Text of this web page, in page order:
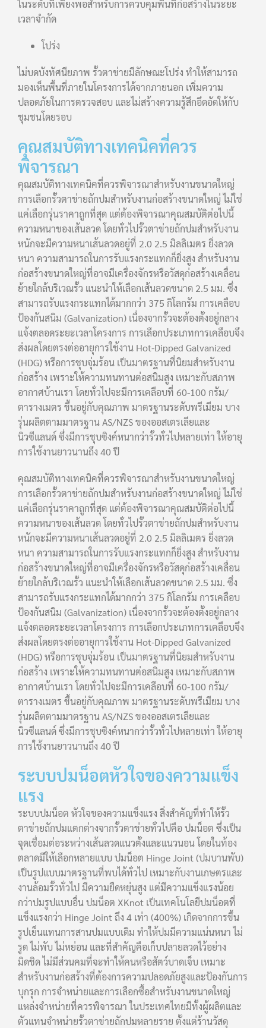
ในระดับที่เพียงพอสำหรับการควบคุมพื้นที่ก่อสร้างในระยะ
เวลาจำกัด
โปร่ง
ไม่บดบังทัศนียภาพ รั้วตาข่ายมีลักษณะโปร่ง ทำให้สามารถ
มองเห็นพื้นที่ภายในโครงการได้จากภายนอก เพิ่มความ
ปลอดภัยในการตรวจสอบ และไม่สร้างความรู้สึกอึดอัดให้กับ
ชุมชนโดยรอบ
คุณสมบัติทางเทคนิคที่ควร
พิจารณา
คุณสมบัติทางเทคนิคที่ควรพิจารณาสำหรับงานขนาดใหญ่
การเลือกรั้วตาข่ายถักปมสำหรับงานก่อสร้างขนาดใหญ่ ไม่ใช่
แค่เลือกรุ่นราคาถูกที่สุด แต่ต้องพิจารณาคุณสมบัติต่อไปนี้
ความหนาของเส้นลวด โดยทั่วไปรั้วตาข่ายถักปมสำหรับงาน
หนักจะมีความหนาเส้นลวดอยู่ที่ 2.0 2.5 มิลลิเมตร ยิ่งลวด
หนา ความสามารถในการรับแรงกระแทกก็ยิ่งสูง สำหรับงาน
ก่อสร้างขนาดใหญ่ที่อาจมีเครื่องจักรหรือวัสดุก่อสร้างเคลื่อน
ย้ายใกล้บริเวณรั้ว แนะนำให้เลือกเส้นลวดขนาด 2.5 มม. ซึ่ง
สามารถรับแรงกระแทกได้มากกว่า 375 กิโลกรัม การเคลือบ
ป้องกันสนิม (Galvanization) เนื่องจากรั้วจะต้องตั้งอยู่กลาง
แจ้งตลอดระยะเวลาโครงการ การเลือกประเภทการเคลือบจึง
ส่งผลโดยตรงต่ออายุการใช้งาน Hot-Dipped Galvanized
(HDG) หรือการชุบจุ่มร้อน เป็นมาตรฐานที่นิยมสำหรับงาน
ก่อสร้าง เพราะให้ความทนทานต่อสนิมสูง เหมาะกับสภาพ
อากาศบ้านเรา โดยทั่วไปจะมีการเคลือบที่ 60-100 กรัม/
ตารางเมตร ขึ้นอยู่กับคุณภาพ มาตรฐานระดับพรีเมียม บาง
รุ่นผลิตตามมาตรฐาน AS/NZS ของออสเตรเลียและ
นิวซีแลนด์ ซึ่งมีการชุบซิงค์หนากว่ารั้วทั่วไปหลายเท่า ให้อายุ
การใช้งานยาวนานถึง 40 ปี
คุณสมบัติทางเทคนิคที่ควรพิจารณาสำหรับงานขนาดใหญ่
การเลือกรั้วตาข่ายถักปมสำหรับงานก่อสร้างขนาดใหญ่ ไม่ใช่
แค่เลือกรุ่นราคาถูกที่สุด แต่ต้องพิจารณาคุณสมบัติต่อไปนี้
ความหนาของเส้นลวด โดยทั่วไปรั้วตาข่ายถักปมสำหรับงาน
หนักจะมีความหนาเส้นลวดอยู่ที่ 2.0 2.5 มิลลิเมตร ยิ่งลวด
หนา ความสามารถในการรับแรงกระแทกก็ยิ่งสูง สำหรับงาน
ก่อสร้างขนาดใหญ่ที่อาจมีเครื่องจักรหรือวัสดุก่อสร้างเคลื่อน
ย้ายใกล้บริเวณรั้ว แนะนำให้เลือกเส้นลวดขนาด 2.5 มม. ซึ่ง
สามารถรับแรงกระแทกได้มากกว่า 375 กิโลกรัม การเคลือบ
ป้องกันสนิม (Galvanization) เนื่องจากรั้วจะต้องตั้งอยู่กลาง
แจ้งตลอดระยะเวลาโครงการ การเลือกประเภทการเคลือบจึง
ส่งผลโดยตรงต่ออายุการใช้งาน Hot-Dipped Galvanized
(HDG) หรือการชุบจุ่มร้อน เป็นมาตรฐานที่นิยมสำหรับงาน
ก่อสร้าง เพราะให้ความทนทานต่อสนิมสูง เหมาะกับสภาพ
อากาศบ้านเรา โดยทั่วไปจะมีการเคลือบที่ 60-100 กรัม/
ตารางเมตร ขึ้นอยู่กับคุณภาพ มาตรฐานระดับพรีเมียม บาง
รุ่นผลิตตามมาตรฐาน AS/NZS ของออสเตรเลียและ
นิวซีแลนด์ ซึ่งมีการชุบซิงค์หนากว่ารั้วทั่วไปหลายเท่า ให้อายุ
การใช้งานยาวนานถึง 40 ปี
ระบบปมน็อตหัวใจของความแข็ง
แรง
ระบบปมน็อต หัวใจของความแข็งแรง สิ่งสำคัญที่ทำให้รั้ว
ตาข่ายถักปมแตกต่างจากรั้วตาข่ายทั่วไปคือ ปมน็อต ซึ่งเป็น
จุดเชื่อมต่อระหว่างเส้นลวดแนวตั้งและแนวนอน โดยในท้อง
ตลาดมีให้เลือกหลายแบบ ปมน็อต Hinge Joint (ปมบานพับ)
เป็นรูปแบบมาตรฐานที่พบได้ทั่วไป เหมาะกับงานเกษตรและ
งานล้อมรั้วทั่วไป มีความยืดหยุ่นสูง แต่มีความแข็งแรงน้อย
กว่าปมรูปแบบอื่น ปมน็อต XKnot เป็นเทคโนโลยีปมน็อตที่
แข็งแรงกว่า Hinge Joint ถึง 4 เท่า (400%) เกิดจากการขึ้น
รูปเย็นแทนการสานปมแบบเดิม ทำให้ปมมีความแน่นหนา ไม่
รูด ไม่พับ ไม่หย่อน และที่สำคัญคือเก็บปลายลวดไว้อย่าง
มิดชิด ไม่มีส่วนคมที่จะทำให้คนหรือสัตว์บาดเจ็บ เหมาะ
สำหรับงานก่อสร้างที่ต้องการความปลอดภัยสูงและป้องกันการ
บุกรุก การจำหน่ายและการเลือกซื้อสำหรับงานขนาดใหญ่
แหล่งจำหน่ายที่ควรพิจารณา ในประเทศไทยมีทั้งผู้ผลิตและ
ตัวแทนจำหน่ายรั้วตาข่ายถักปมหลายราย ตั้งแต่ร้านวัสดุ